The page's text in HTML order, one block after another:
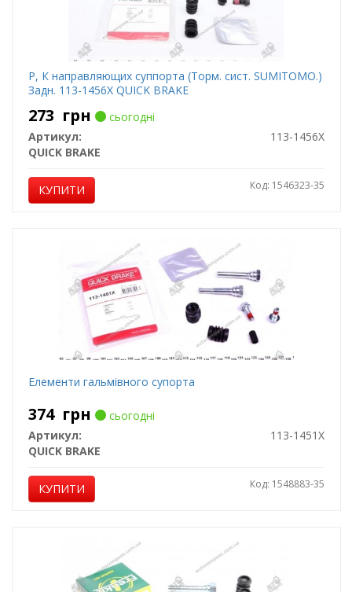
Р, К направляющих суппорта (Торм. сист. SUMITOMO.)
Задн. 113-1456X QUICK BRAKE
273 грн
сьогодні
Артикул:
113-1456X
QUICK BRAKE
КУПИТИ Код: 1546323-35
Елементи гальмівного супорта
374 грн
сьогодні
Артикул:
113-1451X
QUICK BRAKE
КУПИТИ Код: 1548883-35